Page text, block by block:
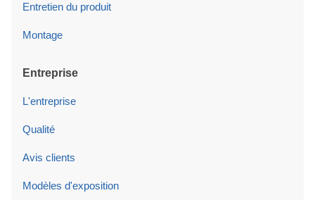
Entretien du produit
Montage
Entreprise
L'entreprise
Qualité
Avis clients
Modèles d'exposition